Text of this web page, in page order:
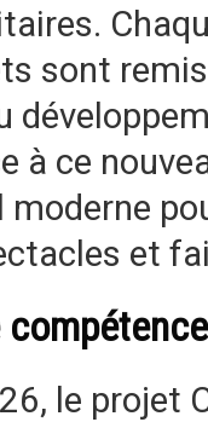
sont
à ce
moderne
et
le projet